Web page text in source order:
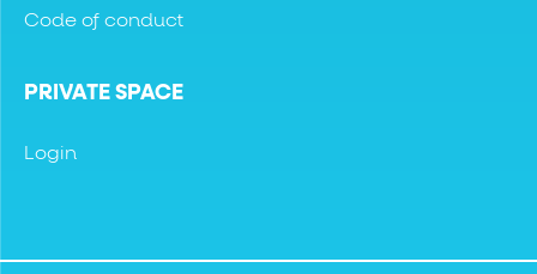
Code of conduct
PRIVATE SPACE
Login